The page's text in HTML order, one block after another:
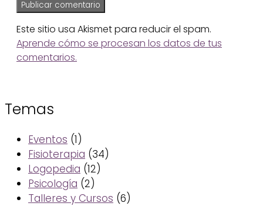
Este sitio usa Akismet para reducir el spam.
Aprende cómo se procesan los datos de tus
comentarios.
Temas
Eventos (1)
Fisioterapia (34)
Logopedia (12)
Psicología (2)
Talleres y Cursos (6)